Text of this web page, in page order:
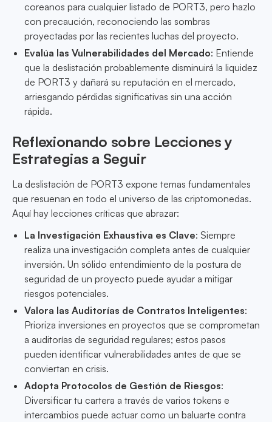
coreanos para cualquier listado de PORT3, pero hazlo
con precaución, reconociendo las sombras
proyectadas por las recientes luchas del proyecto.
Evalúa las Vulnerabilidades del Mercado: Entiende
que la deslistación probablemente disminuirá la liquidez
de PORT3 y dañará su reputación en el mercado,
arriesgando pérdidas significativas sin una acción
rápida.
Reflexionando sobre Lecciones y
Estrategias a Seguir
La deslistación de PORT3 expone temas fundamentales
que resuenan en todo el universo de las criptomonedas.
Aquí hay lecciones críticas que abrazar:
La Investigación Exhaustiva es Clave: Siempre
realiza una investigación completa antes de cualquier
inversión. Un sólido entendimiento de la postura de
seguridad de un proyecto puede ayudar a mitigar
riesgos potenciales.
Valora las Auditorías de Contratos Inteligentes:
Prioriza inversiones en proyectos que se comprometan
a auditorías de seguridad regulares; estos pasos
pueden identificar vulnerabilidades antes de que se
conviertan en crisis.
Adopta Protocolos de Gestión de Riesgos:
Diversificar tu cartera a través de varios tokens e
intercambios puede actuar como un baluarte contra